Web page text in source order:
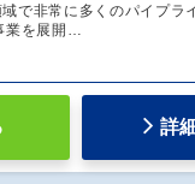
域で非常に多くのパイプラ
業を展開…
詳